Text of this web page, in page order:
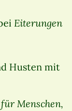
Eiterungen
Husten mit
für Menschen,